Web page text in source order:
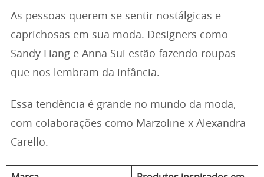
As pessoas querem se sentir nostálgicas e
caprichosas em sua moda. Designers como
Sandy Liang e Anna Sui estão fazendo roupas
que nos lembram da infância.
Essa tendência é grande no mundo da moda,
com colaborações como Marzoline x Alexandra
Carello.